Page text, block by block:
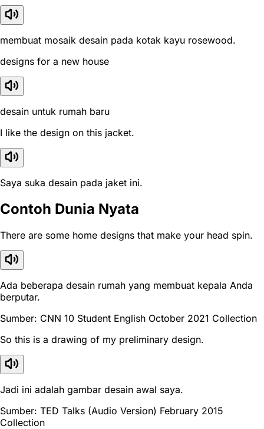
membuat mosaik desain pada kotak kayu rosewood.
designs for a new house
desain untuk rumah baru
I like the design on this jacket.
Saya suka desain pada jaket ini.
Contoh Dunia Nyata
There are some home designs that make your head spin.
Ada beberapa desain rumah yang membuat kepala Anda
berputar.
Sumber: CNN 10 Student English October 2021 Collection
So this is a drawing of my preliminary design.
Jadi ini adalah gambar desain awal saya.
Sumber: TED Talks (Audio Version) February 2015
Collection